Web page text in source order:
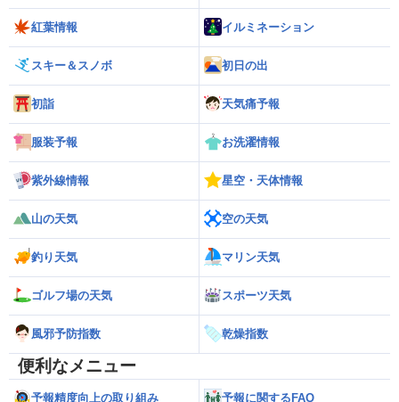
紅葉情報 イルミネーション
スキー＆スノボ 初日の出
初詣 天気痛予報
服装予報 お洗濯情報
紫外線情報 星空・天体情報
山の天気 空の天気
釣り天気 マリン天気
ゴルフ場の天気 スポーツ天気
風邪予防指数 乾燥指数
便利なメニュー
予報精度向上の取り組み 予報に関するFAQ